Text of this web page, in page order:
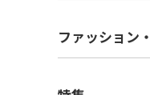
ファッション